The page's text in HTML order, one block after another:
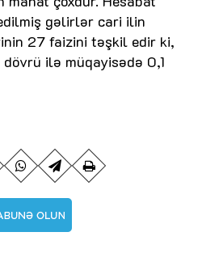
gəlirlər cari ilin
27 faizini təşkil edir ki,
ilə müqayisədə 0,1